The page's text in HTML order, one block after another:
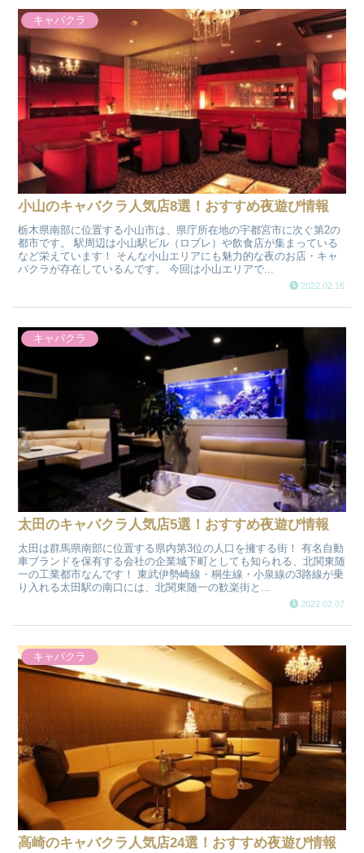
キャバクラ
小山のキャバクラ人気店8選！おすすめ夜遊び情報
栃木県南部に位置する小山市は、県庁所在地の宇都宮市に次ぐ第2の
都市です。 駅周辺は小山駅ビル（ロブレ）や飲食店が集まっている
など栄えています！ そんな小山エリアにも魅力的な夜のお店・キャ
バクラが存在しているんです。 今回は小山エリアで...
2022.02.16
キャバクラ
太田のキャバクラ人気店5選！おすすめ夜遊び情報
太田は群馬県南部に位置する県内第3位の人口を擁する街！ 有名自動
車ブランドを保有する会社の企業城下町としても知られる、北関東随
一の工業都市なんです！ 東武伊勢崎線・桐生線・小泉線の3路線が乗
り入れる太田駅の南口には、北関東随一の歓楽街と...
2022.02.07
キャバクラ
高崎のキャバクラ人気店24選！おすすめ夜遊び情報